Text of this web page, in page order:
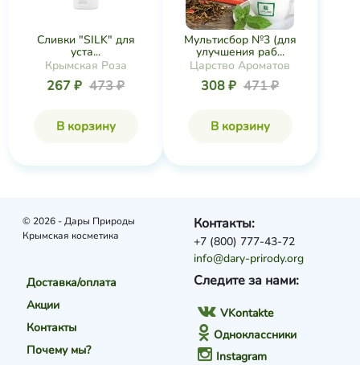
Сливки "SILK" для
уста...
Крымская Роза
267 ₽ 473 ₽
В корзину
Мультисбор №3 (для
улучшения раб...
Царство Ароматов
308 ₽ 471 ₽
В корзину
© 2026 - Дары Природы
Крымская косметика
Доставка/оплата
Акции
Контакты
Почему мы?
Следите за нами:
VKontakte
Одноклассники
Instagram
Контакты:
+7 (800) 777-43-72
info@dary-prirody.org